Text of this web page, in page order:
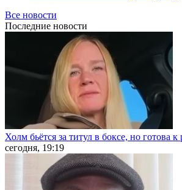
Все новости
Последние новости
Холм бьётся за титул в боксе, но готова
сегодня, 19:19